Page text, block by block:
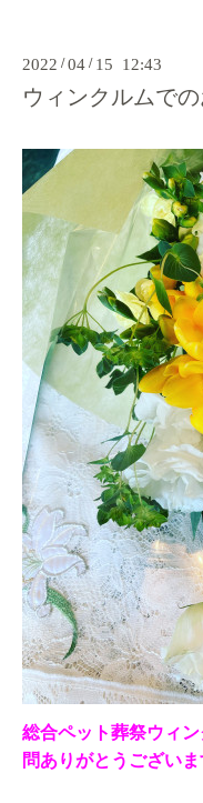
2022 /04 / 15 12:43
ウィンクルムで
総合ペット葬祭ウィ
問ありがとうございま